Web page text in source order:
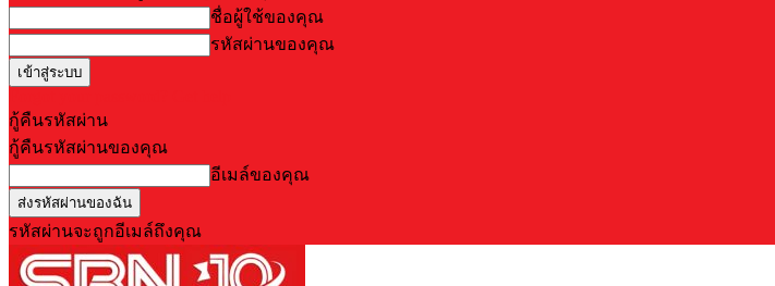
ชื่อผู้ใช้ของคุณ
รหัสผ่านของคุณ
กู้คืนรหัสผ่าน
กู้คืนรหัสผ่านของคุณ
อีเมล์ของคุณ
รหัสผ่านจะถูกอีเมล์ถึงคุณ